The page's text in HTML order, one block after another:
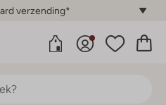
verzending*